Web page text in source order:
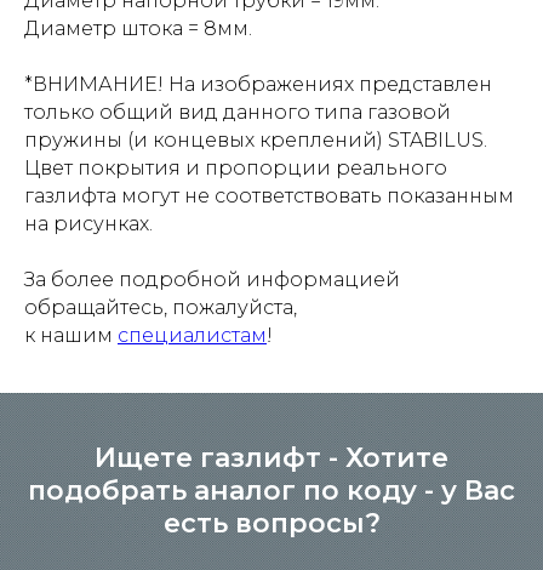
Диаметр штока = 8мм.
*ВНИМАНИЕ! На изображениях представлен
только общий вид данного типа газовой
пружины (и концевых креплений) STABILUS.
Цвет покрытия и пропорции реального
газлифта могут не соответствовать показанным
на рисунках.
За более подробной информацией
обращайтесь, пожалуйста,
к нашим специалистам!
Ищете газлифт - Хотите
подобрать аналог по коду - у Вас
есть вопросы?